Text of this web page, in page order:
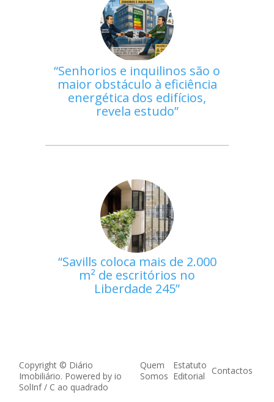
Senhorios e inquilinos são o
maior obstáculo à eficiência
energética dos edifícios,
revela estudo
Savills coloca mais de 2.000
m² de escritórios no
Liberdade 245
Copyright © Diário
Imobiliário. Powered by io
SolInf/ C ao quadrado
Quem
Somos
Estatuto
Editorial
Contactos